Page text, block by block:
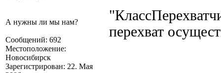
А нужны ли мы нам?
Сообщений: 692
Местоположение:
Новосибирск
Зарегистрирован: 22. Мая
перехват